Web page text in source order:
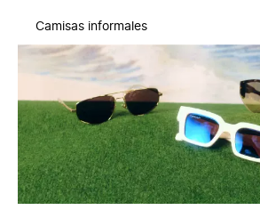
Camisas informales